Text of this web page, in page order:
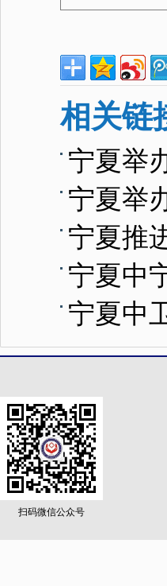
相关链
宁夏举
宁夏举
宁夏推
宁夏中
宁夏中
扫码微信公众号